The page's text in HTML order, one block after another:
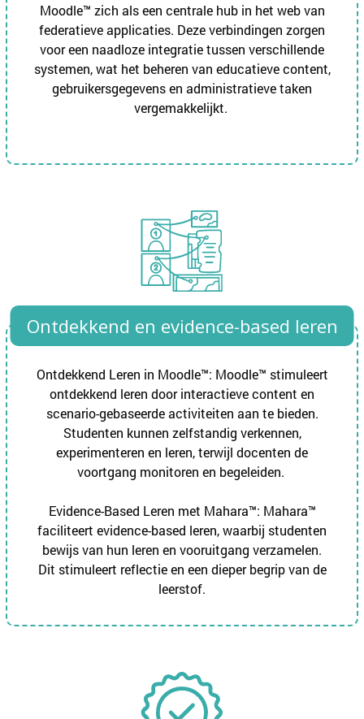
Moodle™ zich als een centrale hub in het web van
federatieve applicaties. Deze verbindingen zorgen
voor een naadloze integratie tussen verschillende
systemen, wat het beheren van educatieve content,
gebruikersgegevens en administratieve taken
vergemakkelijkt.
Ontdekkend en evidence-based leren
Ontdekkend Leren in Moodle™: Moodle™ stimuleert
ontdekkend leren door interactieve content en
scenario-gebaseerde activiteiten aan te bieden.
Studenten kunnen zelfstandig verkennen,
experimenteren en leren, terwijl docenten de
voortgang monitoren en begeleiden.
Evidence-Based Leren met Mahara™: Mahara™
faciliteert evidence-based leren, waarbij studenten
bewijs van hun leren en vooruitgang verzamelen.
Dit stimuleert reflectie en een dieper begrip van de
leerstof.